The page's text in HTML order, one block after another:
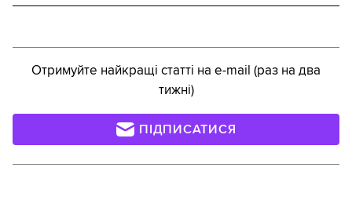
Отримуйте найкращі статті на e-mail (раз на два
тижні)
ПІДПИСАТИСЯ